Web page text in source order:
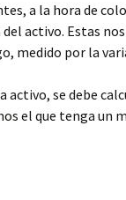
a la hora de
del activo. Estas
medido por la
activo, se debe
el que tenga un